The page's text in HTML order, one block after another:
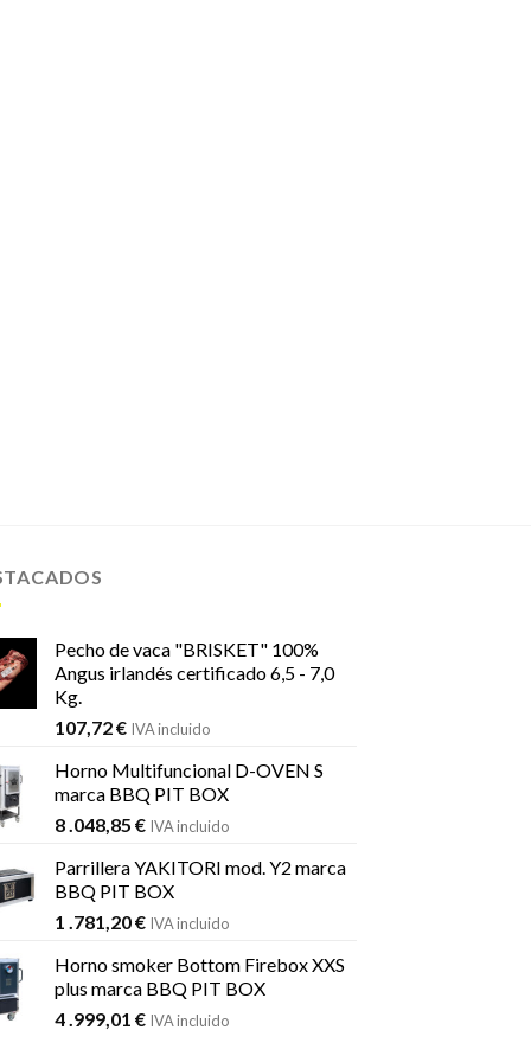
Pecho de vaca "BRISKET" 100%
Angus irlandés certificado 6,5 - 7,0
Kg.
107,72€ IVA incluido
Horno Multifuncional D-OVEN S
marca BBQ PIT BOX
8 .048,85 € IVA incluido
Parrillera YAKITORI mod. Y2 marca
BBQ PIT BOX
1 .781,20€ IVA incluido
Horno smoker Bottom Firebox XXS
plus marca BBQ PIT BOX
4 .999,01 € IVA incluido